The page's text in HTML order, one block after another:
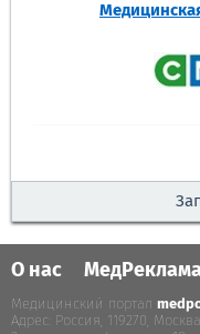
О нас
Медицинский портал
Адрес: Россия, 119270,